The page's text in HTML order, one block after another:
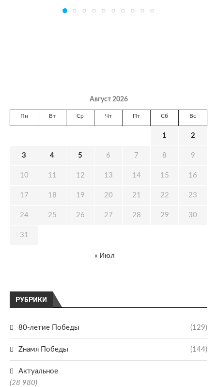
РУБРИКИ
80-летие Победы (129)
Zнамя Победы (144)
Актуальное
(28 980)
Август 2026
Пн Вт Ср Чт Пт Сб Вс
1 2
3 4 5 6 7 8 9
10 11 12 13 14 15 16
17 18 19 20 21 22 23
24 25 26 27 28 29 30
31
« Июл